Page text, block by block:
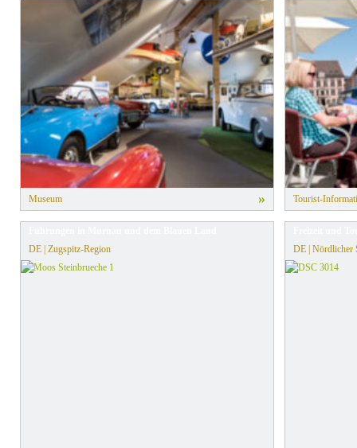
Museum » Tourist-
DE | Zugspitz-Region
DE | Nördlicher